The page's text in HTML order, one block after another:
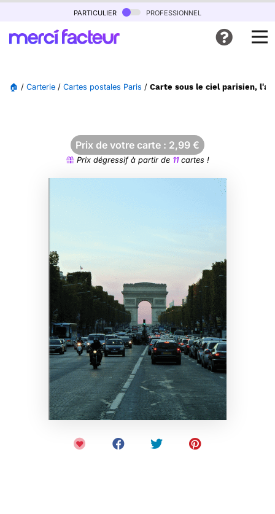
particulier professionnel
🏠 / Carterie / Cartes postales Paris / Carte sous le ciel parisien,
Prix de votre carte : 2,99 €
Prix dégressif à partir de 11cartes !